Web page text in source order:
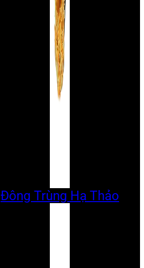
Đông Trùng Hạ Thảo